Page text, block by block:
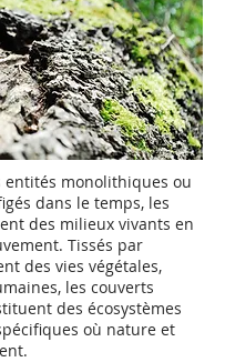
entités monolithiques ou
dans le temps, les
des milieux vivants en
Tissés par
des vies végétales,
les couverts
des écosystèmes
où nature et